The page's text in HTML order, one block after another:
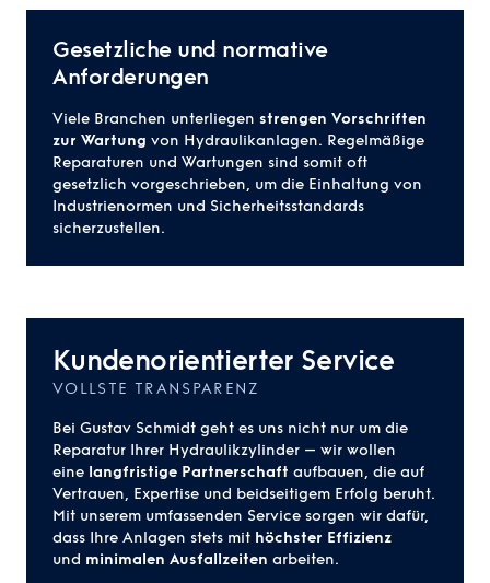
Gesetzliche und normative
Anforderungen
Viele Branchen unterliegen strengen Vorschriften
zur Wartung von Hydraulikanlagen. Regelmäßige
Reparaturen und Wartungen sind somit oft
gesetzlich vorgeschrieben, um die Einhaltung von
Industrienormen und Sicherheitsstandards
sicherzustellen.
Kundenorientierter Service
VOLLSTE TRANSPARENZ
Bei Gustav Schmidt geht es uns nicht nur um die
Reparatur Ihrer Hydraulikzylinder – wir wollen
eine langfristige Partnerschaft aufbauen, die auf
Vertrauen, Expertise und beidseitigem Erfolg beruht.
Mit unserem umfassenden Service sorgen wir dafür,
dass Ihre Anlagen stets mit höchster Effizienz
und minimalen Ausfallzeiten arbeiten.